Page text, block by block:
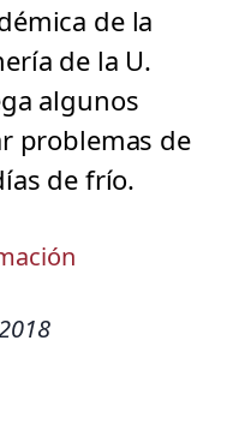
de la
de la U.
algunos
problemas de
de frío.